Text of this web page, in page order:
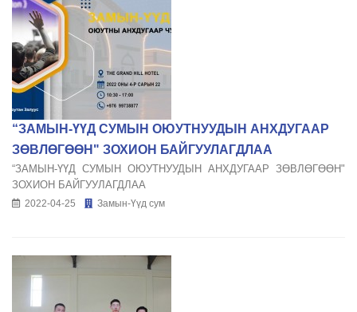
“ЗАМЫН-ҮҮД СУМЫН ОЮУТНУУДЫН АНХДУГААР
ЗӨВЛӨГӨӨН" ЗОХИОН БАЙГУУЛАГДЛАА
“ЗАМЫН-ҮҮД СУМЫН ОЮУТНУУДЫН АНХДУГААР ЗӨВЛӨГӨӨН"
ЗОХИОН БАЙГУУЛАГДЛАА
2022-04-25 Замын-Үүд сум